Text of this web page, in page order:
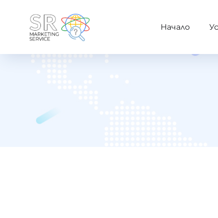
Начало